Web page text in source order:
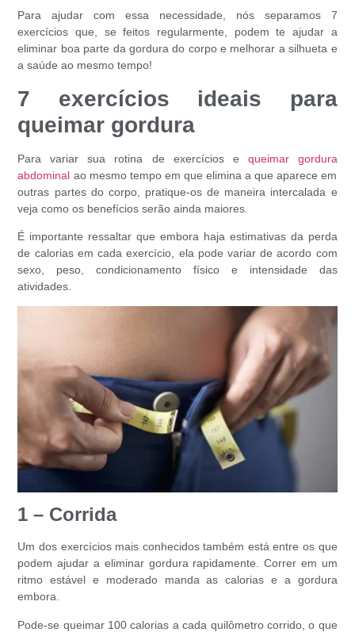
Para ajudar com essa necessidade, nós separamos 7
exercícios que, se feitos regularmente, podem te ajudar a
eliminar boa parte da gordura do corpo e melhorar a silhueta e
a saúde ao mesmo tempo!
7 exercícios ideais para
queimar gordura
Para variar sua rotina de exercícios e queimar gordura
abdominal ao mesmo tempo em que elimina a que aparece em
outras partes do corpo, pratique-os de maneira intercalada e
veja como os benefícios serão ainda maiores.
É importante ressaltar que embora haja estimativas da perda
de calorias em cada exercício, ela pode variar de acordo com
sexo, peso, condicionamento físico e intensidade das
atividades.
1 – Corrida
Um dos exercícios mais conhecidos também está entre os que
podem ajudar a eliminar gordura rapidamente. Correr em um
ritmo estável e moderado manda as calorias e a gordura
embora.
Pode-se queimar 100 calorias a cada quilômetro corrido, o que